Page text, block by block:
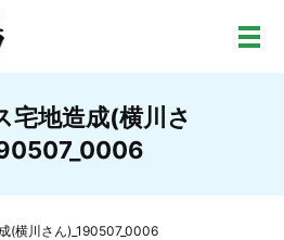
メ
宅地造成(横川さ
(横川さん)_190507_0006